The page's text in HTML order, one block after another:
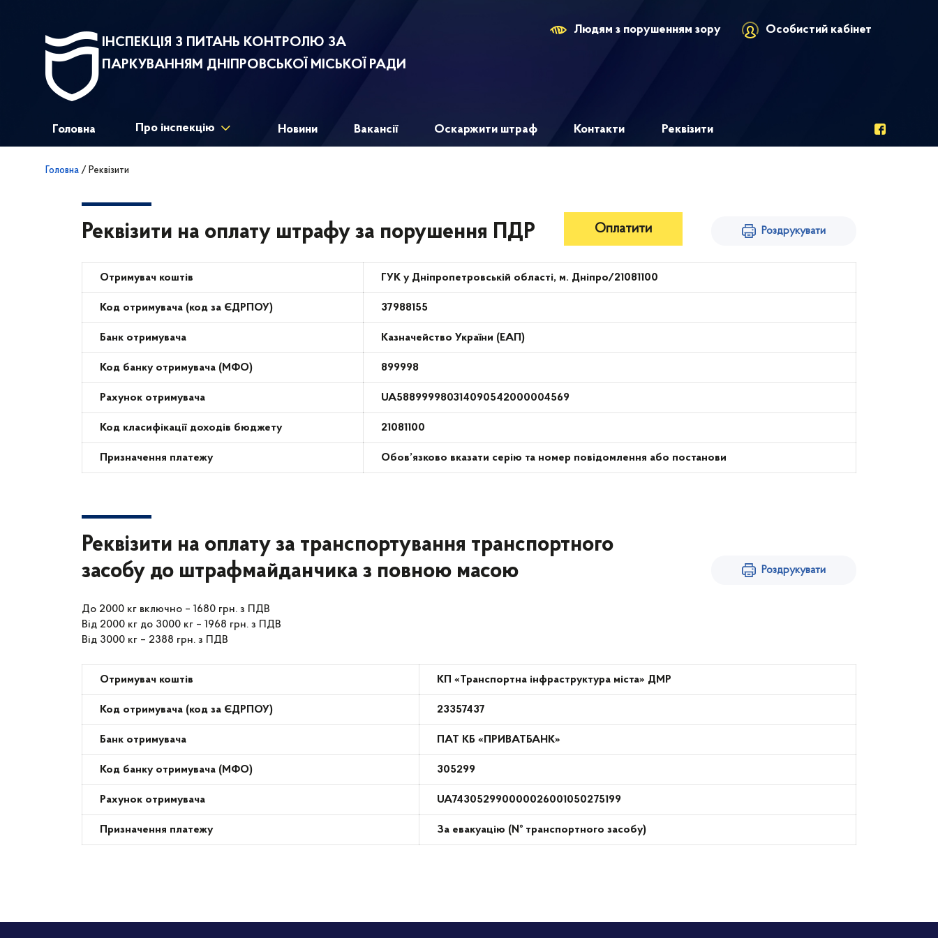
ІНСПЕКЦІЯ З ПИТАНЬ КОНТРОЛЮ ЗА
ПАРКУВАННЯМ ДНІПРОВСЬКОЇ МІСЬКОЇ РАДИ
Людям з порушенням зору Особистий кабінет
Головна Про інспекцію Новини Вакансії Оскаржити штраф Контакти Реквізити
Головна / Реквізити
Реквізити на оплату штрафу за порушення ПДР Оплатити Роздрукувати
Отримувач коштів ГУК у Дніпропетровській області, м. Дніпро/21081100
Код отримувача (код за ЄДРПОУ) 37988155
Банк отримувача Казначейство України (ЕАП)
Код банку отримувача (МФО) 899998
Рахунок отримувача UA588999980314090542000004569
Код класифікації доходів бюджету 21081100
Призначення платежу Обов’язково вказати серію та номер повідомлення або постанови
Реквізити на оплату за транспортування транспортного
засобу до штрафмайданчика з повною масою
Роздрукувати
До 2000 кг включно – 1680 грн. з ПДВ
Від 2000 кг до 3000 кг – 1968 грн. з ПДВ
Від 3000 кг – 2388 грн. з ПДВ
Отримувач коштів КП «Транспортна інфраструктура міста» ДМР
Код отримувача (код за ЄДРПОУ) 23357437
Банк отримувача ПАТ КБ «ПРИВАТБАНК»
Код банку отримувача (МФО) 305299
Рахунок отримувача UA743052990000026001050275199
Призначення платежу За евакуацію (№ транспортного засобу)